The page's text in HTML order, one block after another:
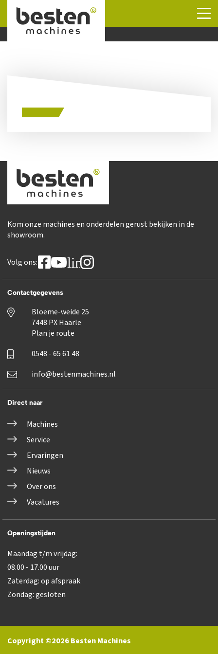
Naar hoofdinhoud
Kom onze machines en onderdelen gerust bekijken in de
showroom.
Volg ons: linkedin
Contactgegevens
Bloeme-weide 25
7448 PX Haarle
Plan je route
0548 - 65 61 48
info@bestenmachines.nl
Direct naar
Machines
Service
Ervaringen
Nieuws
Over ons
Vacatures
Openingstijden
Maandag t/m vrijdag:
08.00 - 17.00 uur
Zaterdag: op afspraak
Zondag: gesloten
Copyright ©2026 Besten Machines